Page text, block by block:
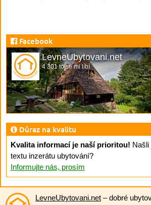
Facebook
LevneUbytovani.net
4 301 to se mi líbí
Důraz na kvalitu
Kvalita informací je naší prioritou! Našli
textu inzerátu ubytování?
Informujte nás, prosím
LevneUbytovani.net – dobré